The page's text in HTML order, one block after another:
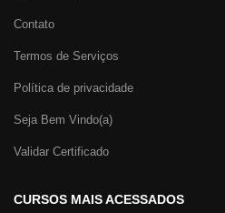
Contato
Termos de Serviços
Política de privacidade
Seja Bem Vindo(a)
Validar Certificado
CURSOS MAIS ACESSADOS